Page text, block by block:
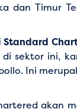
dan Timur
sektor ini,
Ini
akan